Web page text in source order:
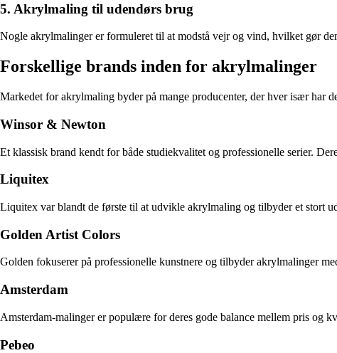
5. Akrylmaling til udendørs brug
Nogle akrylmalinger er formuleret til at modstå vejr og vind, hvilket gør
Forskellige brands inden for akrylmalinger
Markedet for akrylmaling byder på mange producenter, der hver især har
Winsor & Newton
Et klassisk brand kendt for både studiekvalitet og professionelle serier.
Liquitex
Liquitex var blandt de første til at udvikle akrylmaling og tilbyder et stort
Golden Artist Colors
Golden fokuserer på professionelle kunstnere og tilbyder akrylmalinger
Amsterdam
Amsterdam-malinger er populære for deres gode balance mellem pris og
Pebeo